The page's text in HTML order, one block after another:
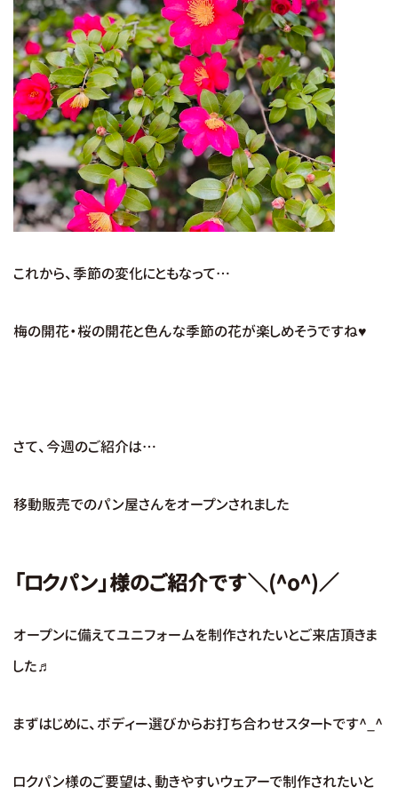
これから、季節の変化にともなって…
梅の開花・桜の開花と色んな季節の花が楽しめそうですね♥
さて、今週のご紹介は…
移動販売でのパン屋さんをオープンされました
「ロクパン」様のご紹介です＼(^o^)／
オープンに備えてユニフォームを制作されたいとご来店頂きま
した♬
まずはじめに、ボディー選びからお打ち合わせスタートです^_^
ロクパン様のご要望は、動きやすいウェアーで制作されたいと